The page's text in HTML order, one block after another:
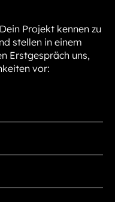
Projekt kennen zu
stellen in einem
Erstgespräch uns,
vor: